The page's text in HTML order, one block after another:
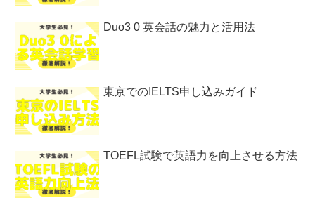
Duo3 0 英会話の魅力と活用法
東京でのIELTS申し込みガイド
TOEFL試験で英語力を向上させる方法